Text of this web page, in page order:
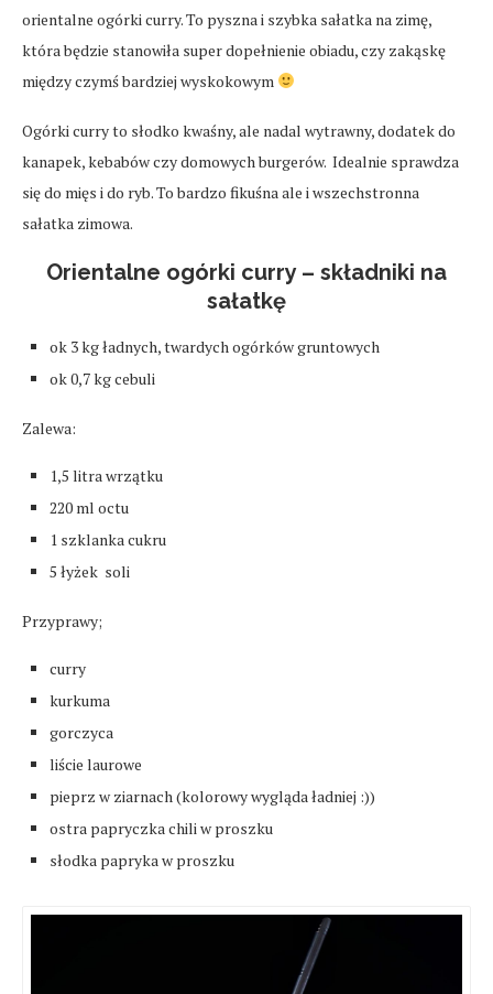
orientalne ogórki curry. To pyszna i szybka sałatka na zimę,
która będzie stanowiła super dopełnienie obiadu, czy zakąskę
między czymś bardziej wyskokowym
Ogórki curry to słodko kwaśny, ale nadal wytrawny, dodatek do
kanapek, kebabów czy domowych burgerów. Idealnie sprawdza
się do mięs i do ryb. To bardzo fikuśna ale i wszechstronna
sałatka zimowa.
Orientalne ogórki curry – składniki na
sałatkę
ok 3 kg ładnych, twardych ogórków gruntowych
ok 0,7 kg cebuli
Zalewa:
1,5 litra wrzątku
220 ml octu
1 szklanka cukru
5 łyżek soli
Przyprawy;
curry
kurkuma
gorczyca
liście laurowe
pieprz w ziarnach (kolorowy wygląda ładniej :))
ostra papryczka chili w proszku
słodka papryka w proszku